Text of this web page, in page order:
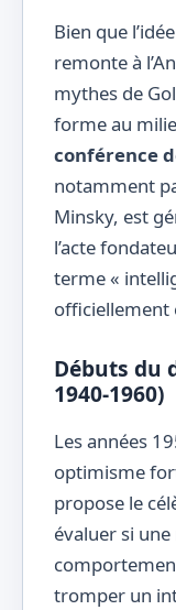
Bien que
remonte à
mythes de
forme au
conférence
notamment
Minsky, est
l’acte
terme «
officiellement
Débuts du
1940-1960)
Les années
optimisme
propose le
évaluer si
tromper un